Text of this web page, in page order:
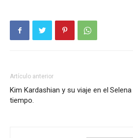
Artículo anterior
Kim Kardashian y su viaje en el
tiempo.